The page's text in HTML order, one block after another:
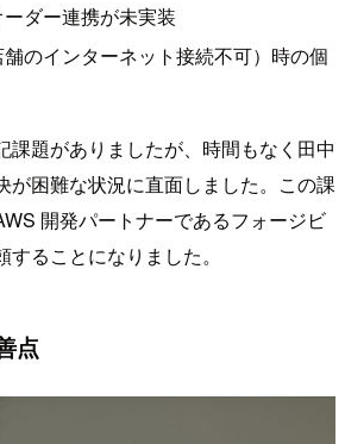
ダー連携が未実装
のインターネット接続不可）時の個
課題がありましたが、時間もなく田中
が困難な状況に直面しました。この課
開発パートナーであるフォージビ
ることになりました。
点